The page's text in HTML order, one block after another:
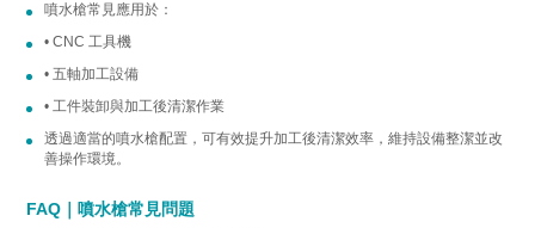
噴水槍常見應用於：
• CNC 工具機
• 五軸加工設備
• 工件裝卸與加工後清潔作業
透過適當的噴水槍配置，可有效提升加工後清潔效率，維持設備整潔並改
善操作環境。
FAQ｜噴水槍常見問題